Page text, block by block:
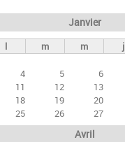
Janvier
l m m j
4 5 6
11 12 13
18 19 20
25 26 27
Avril